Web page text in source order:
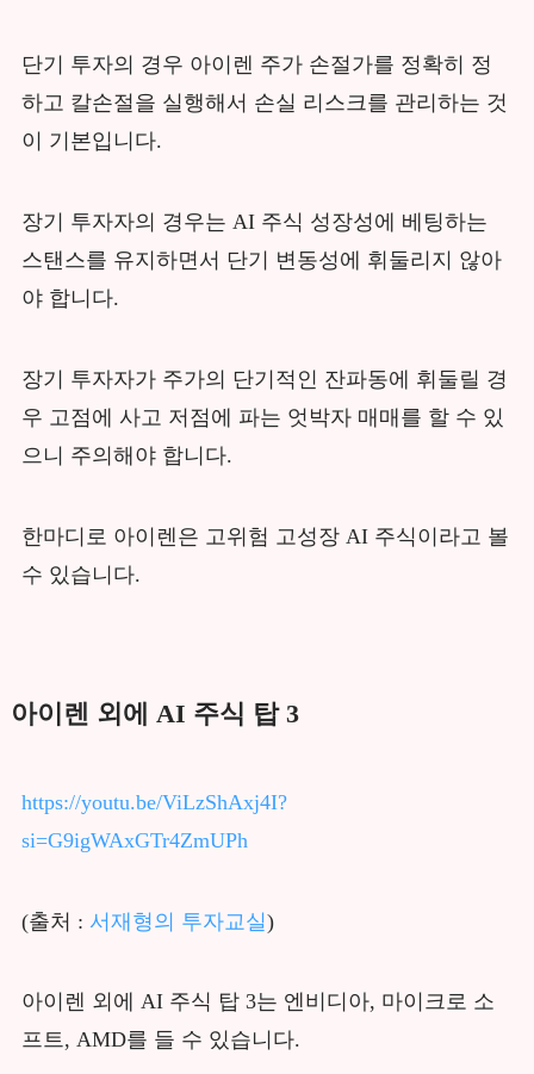
단기 투자의 경우 아이렌 주가 손절가를 정확히 정
하고 칼손절을 실행해서 손실 리스크를 관리하는 것
이 기본입니다.
장기 투자자의 경우는 AI 주식 성장성에 베팅하는
스탠스를 유지하면서 단기 변동성에 휘둘리지 않아
야 합니다.
장기 투자자가 주가의 단기적인 잔파동에 휘둘릴 경
우 고점에 사고 저점에 파는 엇박자 매매를 할 수 있
으니 주의해야 합니다.
한마디로 아이렌은 고위험 고성장 AI 주식이라고 볼
수 있습니다.
아이렌 외에 AI 주식 탑 3
https://youtu.be/ViLzShAxj4I?
si=G9igWAxGTr4ZmUPh
(출처 : 서재형의 투자교실)
아이렌 외에 AI 주식 탑 3는 엔비디아, 마이크로 소
프트, AMD를 들 수 있습니다.